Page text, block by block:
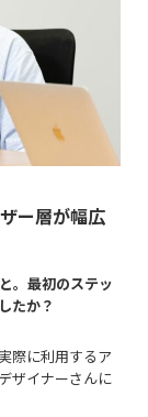
ー層が幅広
。最初のステッ
たか？
際に利用するア
ザイナーさんに